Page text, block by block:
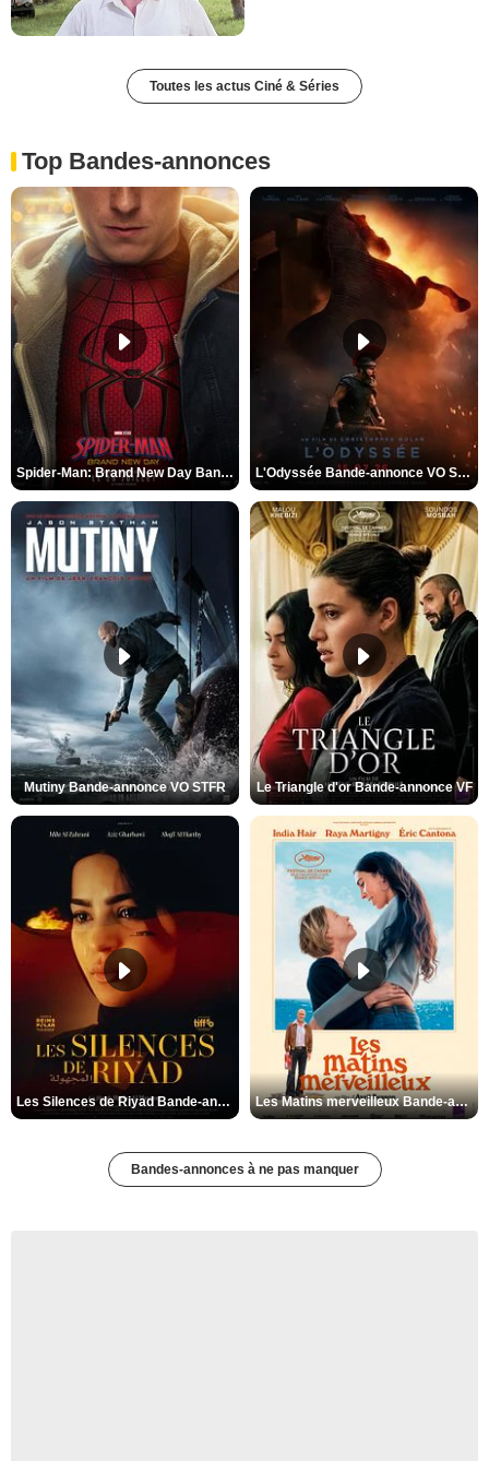
Toutes les actus Ciné & Séries
Top Bandes-annonces
Spider-Man: Brand New Day Bande-annonce VO STFR L'Odyssée Bande-annonce VO STFR
Mutiny Bande-annonce VO STFR Le Triangle d'or Bande-annonce VF
Les Silences de Riyad Bande-annonce VO STFR Les Matins merveilleux Bande-annonce VF
Bandes-annonces à ne pas manquer